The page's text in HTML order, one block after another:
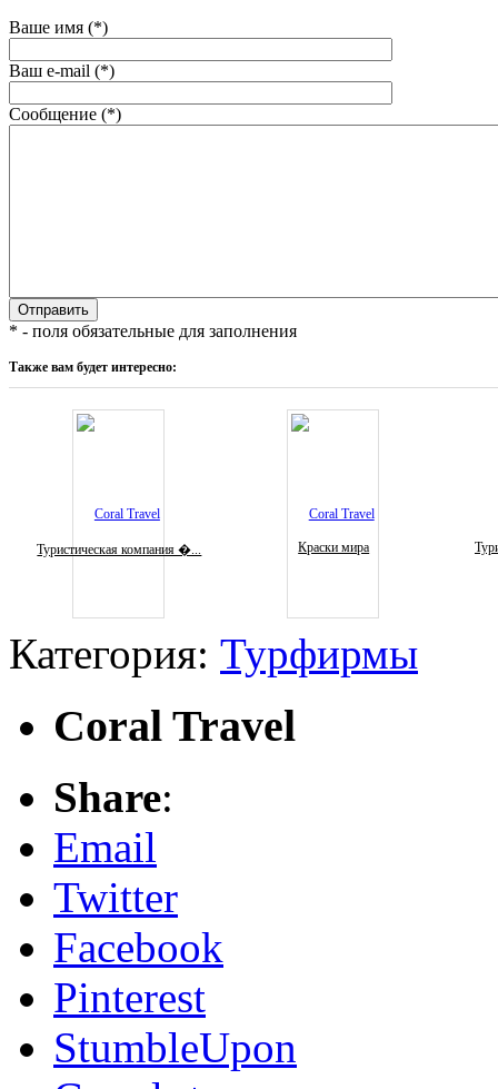
Ваше имя (*)
Ваш e-mail (*)
Сообщение (*)
* - поля обязательные для заполнения
Также вам будет интересно:
Туристическая компания �... Краски мира
Категория: Турфирмы
Coral Travel
Share:
Email
Twitter
Facebook
Pinterest
StumbleUpon